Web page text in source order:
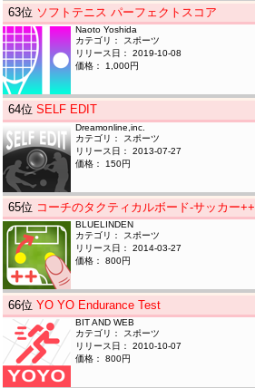
63位 ソフトテニス パーフェクトスコア
Naoto Yoshida
カテゴリ： スポーツ
リリース日： 2019-10-08
価格： 1,000円
64位SELF EDIT
Dreamonline,inc.
カテゴリ： スポーツ
リリース日： 2013-07-27
価格： 150円
65位 コーチのタクティカルボード-サッカー++
BLUELINDEN
カテゴリ： スポーツ
リリース日： 2014-03-27
価格： 800円
66位YO YO Endurance Test
BIT AND WEB
カテゴリ： スポーツ
リリース日： 2010-10-07
価格： 800円